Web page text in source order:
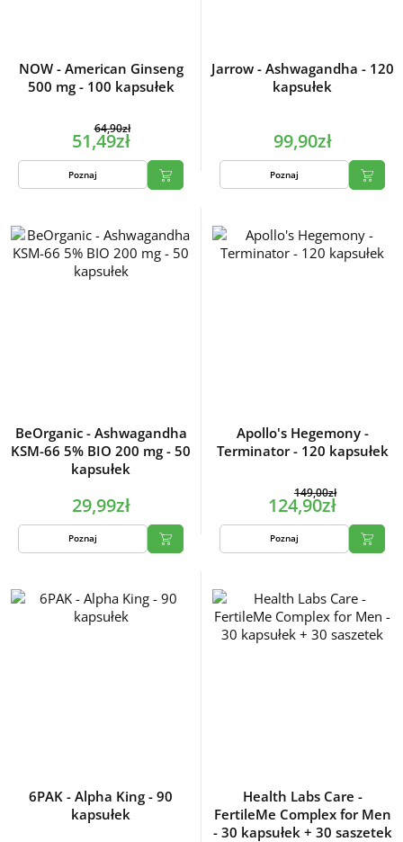
NOW - American Ginseng
500 mg - 100 kapsułek
64,90zł
51,49zł
Poznaj
Jarrow - Ashwagandha - 120
kapsułek
99,90zł
Poznaj
BeOrganic - Ashwagandha
KSM-66 5% BIO 200 mg - 50
kapsułek
29,99zł
Poznaj
Apollo's Hegemony -
Terminator - 120 kapsułek
149,00zł
124,90zł
Poznaj
6PAK - Alpha King - 90
kapsułek
Health Labs Care -
FertileMe Complex for Men
- 30 kapsułek + 30 saszetek